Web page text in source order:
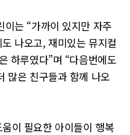
는 “가까이 있지만 자주
나오고, 재미있는 뮤지컬
하루였다”며 “다음번에도
많은 친구들과 함께 나오
이 필요한 아이들이 행복